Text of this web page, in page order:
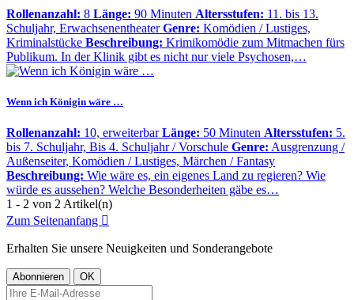
Rollenanzahl: 8 Länge: 90 Minuten Altersstufen: 11. bis 13.
Schuljahr, Erwachsenentheater Genre: Komödien / Lustiges,
Kriminalstücke Beschreibung: Krimikomödie zum Mitmachen fürs
Publikum. In der Klinik gibt es nicht nur viele Psychosen,…
Wenn ich Königin wäre …
Rollenanzahl: 10, erweiterbar Länge: 50 Minuten Altersstufen: 5.
bis 7. Schuljahr, Bis 4. Schuljahr / Vorschule Genre: Ausgrenzung /
Außenseiter, Komödien / Lustiges, Märchen / Fantasy
Beschreibung: Wie wäre es, ein eigenes Land zu regieren? Wie
würde es aussehen? Welche Besonderheiten gäbe es…
1 - 2 von 2 Artikel(n)
Zum Seitenanfang 
Erhalten Sie unsere Neuigkeiten und Sonderangebote